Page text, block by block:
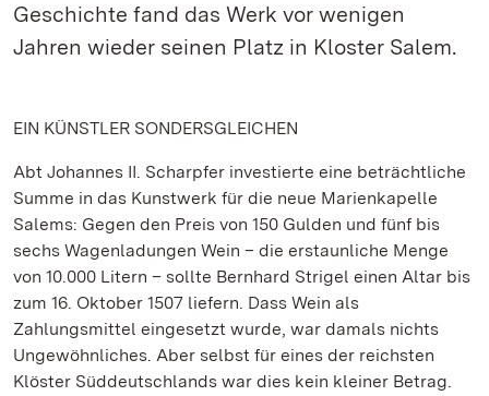
Geschichte fand das Werk vor wenigen
Jahren wieder seinen Platz in Kloster Salem.
EIN KÜNSTLER SONDERSGLEICHEN
Abt Johannes II. Scharpfer investierte eine beträchtliche
Summe in das Kunstwerk für die neue Marienkapelle
Salems: Gegen den Preis von 150 Gulden und fünf bis
sechs Wagenladungen Wein – die erstaunliche Menge
von 10.000 Litern – sollte Bernhard Strigel einen Altar bis
zum 16. Oktober 1507 liefern. Dass Wein als
Zahlungsmittel eingesetzt wurde, war damals nichts
Ungewöhnliches. Aber selbst für eines der reichsten
Klöster Süddeutschlands war dies kein kleiner Betrag.